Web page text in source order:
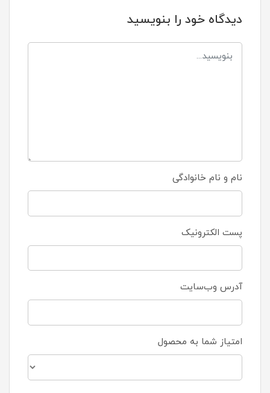
دیدگاه خود را بنویسید
نام و نام خانوادگی
پست الکترونیک
آدرس وب‌سایت
امتیاز شما به محصول